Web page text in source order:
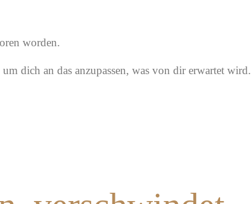
worden.
dich an das anzupassen, was von dir erwartet wird.